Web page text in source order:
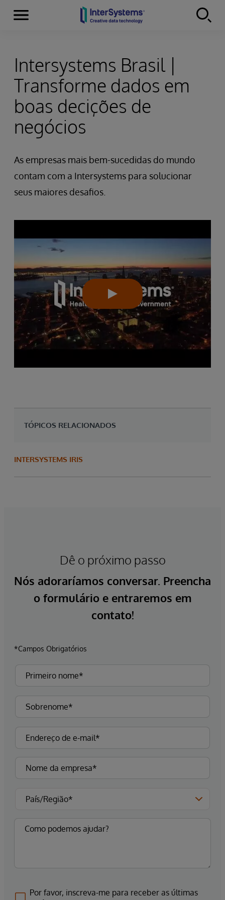
Skip to content
Menu
Intersystems Brasil |
Transforme dados em
boas decições de
negócios
As empresas mais bem-sucedidas do mundo
contam com a Intersystems para solucionar
seus maiores desafios.
TÓPICOS RELACIONADOS
INTERSYSTEMS IRIS
Dê o próximo passo
Nós adoraríamos conversar. Preencha
o formulário e entraremos em
contato!
*Campos Obrigatórios
Por favor, inscreva-me para receber as últimas